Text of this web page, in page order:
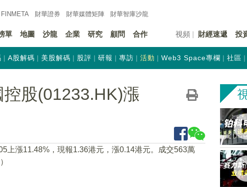
FINMETA 財華證券 財華媒體矩陣 財華智庫沙龍
單 地圖 沙龍 企業 研究 顧問 合作 視頻 財經速遞 投
A股解碼 美股解碼 股評 研報 專訪 活動 Web3 Space專欄 社區
控股(01233.HK)漲
上漲11.48%，現報1.36港元，漲0.14港元。成交563萬